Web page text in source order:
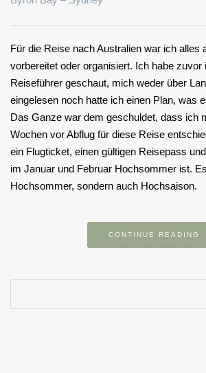
Für die Reise nach Australien war ich alles
vorbereitet oder organisiert. Ich habe zuvor
Reiseführer geschaut, mich weder über
eingelesen noch hatte ich einen Plan, was
Das Ganze war dem geschuldet, dass ich
Wochen vor Abflug für diese Reise
ein Flugticket, einen gültigen Reisepass
im Januar und Februar Hochsommer ist.
Hochsommer, sondern auch Hochsaison.
CONTINUE READING